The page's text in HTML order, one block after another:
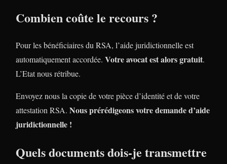
Combien coûte le recours ?
Pour les bénéficiaires du RSA, l’aide juridictionnelle est
automatiquement accordée. Votre avocat est alors gratuit.
L’Etat nous rétribue.
Envoyez nous la copie de votre pièce d’identité et de votre
attestation RSA. Nous prérédigeons votre demande d’aide
juridictionnelle !
Quels documents dois-je transmettre